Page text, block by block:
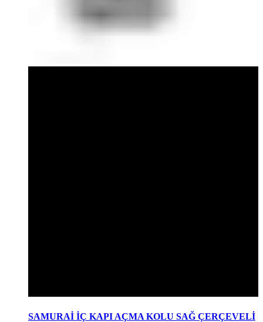
SAMURAİ İÇ KAPI AÇMA KOLU SAĞ ÇERÇEVELİ